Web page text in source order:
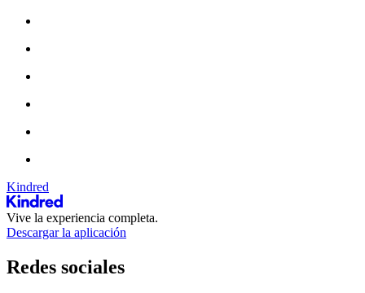
Kindred
Vive la experiencia completa.
Descargar la aplicación
Redes sociales